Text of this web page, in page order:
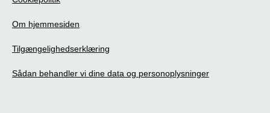
Om hjemmesiden
Tilgængelighedserklæring
Sådan behandler vi dine data og personoplysninger